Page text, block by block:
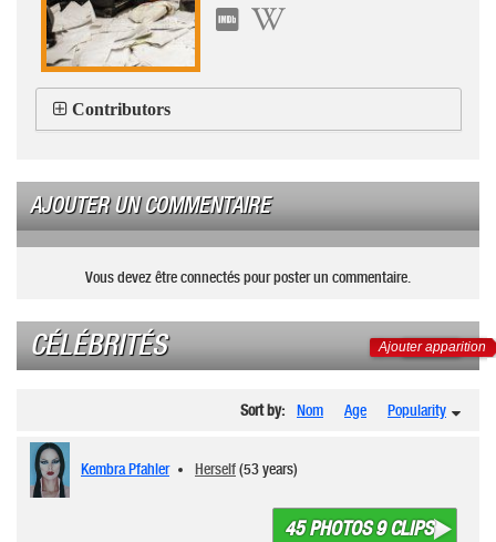
Contributors
AJOUTER UN COMMENTAIRE
Vous devez être connectés pour poster un commentaire.
CÉLÉBRITÉS Ajouter apparition
Sort by: Nom Age Popularity
Kembra Pfahler Herself(53 years)
45 PHOTOS 9 CLIPS